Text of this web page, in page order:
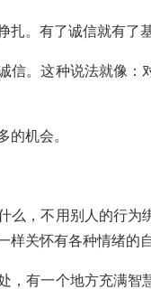
扎。有了诚信就有了
信。这种说法就像
的机会。
么，不用别人的行
关怀有各种情绪的
，有一个地方充满